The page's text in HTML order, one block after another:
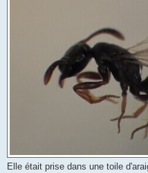
Elle était prise dans une toile